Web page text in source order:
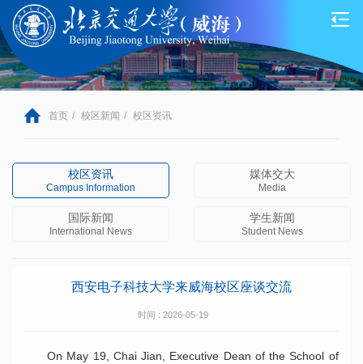
首页 / 校区新闻 / 校区资讯
校区资讯
Campus Information
媒体交大
Media
国际新闻
International News
学生新闻
Student News
西安电子科技大学来威海校区座谈交流
时间 : 2026-05-19
On May 19, Chai Jian, Executive Dean of the School of